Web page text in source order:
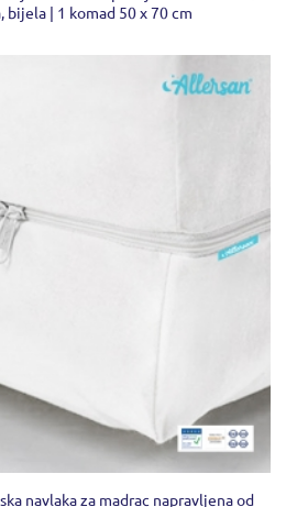
bijela | 1 komad 50 x 70 cm
navlaka za madrac napravljena od